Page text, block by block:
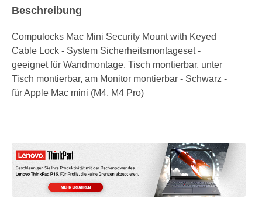
Beschreibung
Compulocks Mac Mini Security Mount with Keyed
Cable Lock - System Sicherheitsmontageset -
geeignet für Wandmontage, Tisch montierbar, unter
Tisch montierbar, am Monitor montierbar - Schwarz -
für Apple Mac mini (M4, M4 Pro)